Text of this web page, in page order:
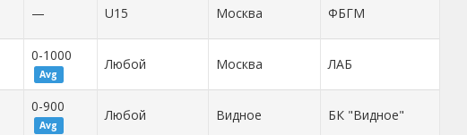
— U15 Москва ФБГМ
0-1000
Avg
Любой Москва ЛАБ
0-900
Avg
Любой Видное БК "Видное"